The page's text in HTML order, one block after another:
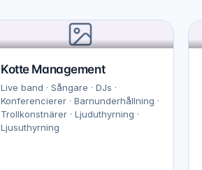
Kotte Management
Live band · Sångare · DJs ·
Konferencierer · Barnunderhållning ·
Trollkonstnärer · Ljuduthyrning ·
Ljusuthyrning